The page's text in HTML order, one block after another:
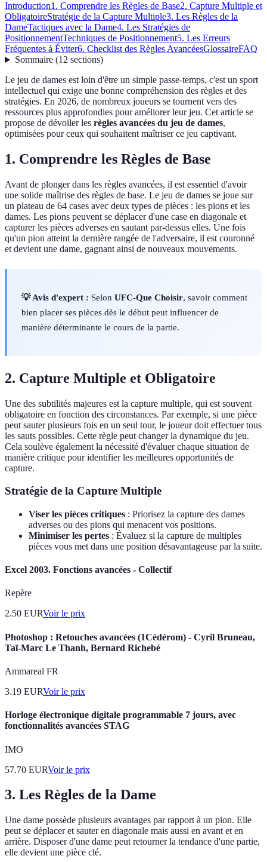
Introduction1. Comprendre les Règles de Base2. Capture Multiple et
ObligatoireStratégie de la Capture Multiple3. Les Règles de la
DameTactiques avec la Dame4. Les Stratégies de
PositionnementTechniques de Positionnement5. Les Erreurs
Fréquentes à Éviter6. Checklist des Règles AvancéesGlossaireFAQ
Sommaire(12 sections)
Le jeu de dames est loin d'être un simple passe-temps, c'est un sport
intellectuel qui exige une bonne compréhension des règles et des
stratégies. En 2026, de nombreux joueurs se tournent vers des
ressources plus approfondies pour améliorer leur jeu. Cet article se
propose de dévoiler les règles avancées du jeu de dames,
optimisées pour ceux qui souhaitent maîtriser ce jeu captivant.
1. Comprendre les Règles de Base
Avant de plonger dans les règles avancées, il est essentiel d'avoir
une solide maîtrise des règles de base. Le jeu de dames se joue sur
un plateau de 64 cases avec deux types de pièces : les pions et les
dames. Les pions peuvent se déplacer d'une case en diagonale et
capturer les pièces adverses en sautant par-dessus elles. Une fois
qu'un pion atteint la dernière rangée de l'adversaire, il est couronné
et devient une dame, gagnant ainsi de nouveaux mouvements.
💡 Avis d'expert : Selon UFC-Que Choisir, savoir comment
bien placer ses pièces dès le début peut influencer de
manière déterminante le cours de la partie.
2. Capture Multiple et Obligatoire
Une des subtilités majeures est la capture multiple, qui est souvent
obligatoire en fonction des circonstances. Par exemple, si une pièce
peut sauter plusieurs fois en un seul tour, le joueur doit effectuer tous
les sauts possibles. Cette règle peut changer la dynamique du jeu.
Cela soulève également la nécessité d'évaluer chaque situation de
manière critique pour identifier les meilleures opportunités de
capture.
Stratégie de la Capture Multiple
Viser les pièces critiques : Priorisez la capture des dames
adverses ou des pions qui menacent vos positions.
Minimiser les pertes : Évaluez si la capture de multiples
pièces vous met dans une position désavantageuse par la suite.
Excel 2003. Fonctions avancées - Collectif
Repère
2.50 EURVoir le prix
Photoshop : Retouches avancées (1Cédérom) - Cyril Bruneau,
Taï-Marc Le Thanh, Bernard Richebé
Ammareal FR
3.19 EURVoir le prix
Horloge électronique digitale programmable 7 jours, avec
fonctionnalités avancées STAG
IMO
57.70 EURVoir le prix
3. Les Règles de la Dame
Une dame possède plusieurs avantages par rapport à un pion. Elle
peut se déplacer et sauter en diagonale mais aussi en avant et en
arrière. Disposer d'une dame peut retourner la tendance d'une partie,
elle devient une pièce clé.